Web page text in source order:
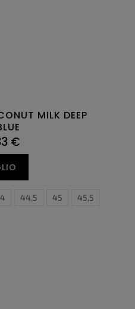
MILK DEEP
€
44,5 45 45,5
35,5 36,5